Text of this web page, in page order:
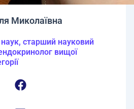
Миколаївна
старший науковий
вищої